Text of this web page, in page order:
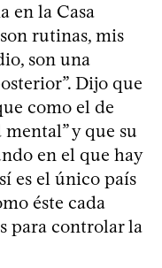
en la Casa
rutinas, mis
son una
Dijo que
como el de
y que su
en el que hay
es el único país
éste cada
para controlar la